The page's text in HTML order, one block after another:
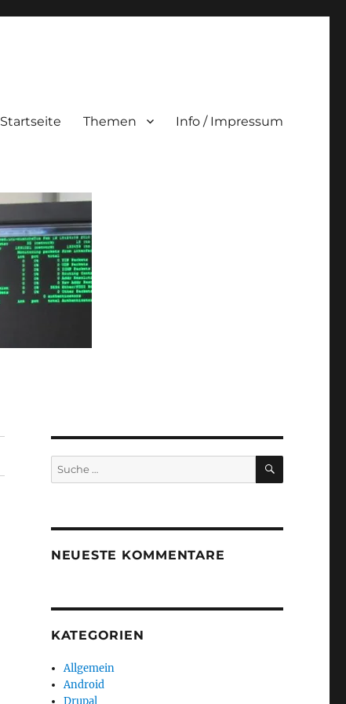
Startseite Themen Info / Impressum
Suche
nach:
SUCHEN
NEUESTE KOMMENTARE
KATEGORIEN
Allgemein
Android
Drupal